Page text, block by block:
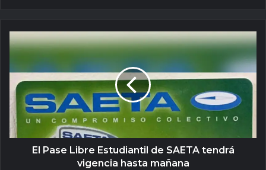
El Pase Libre Estudiantil de SAETA tendrá
vigencia hasta mañana